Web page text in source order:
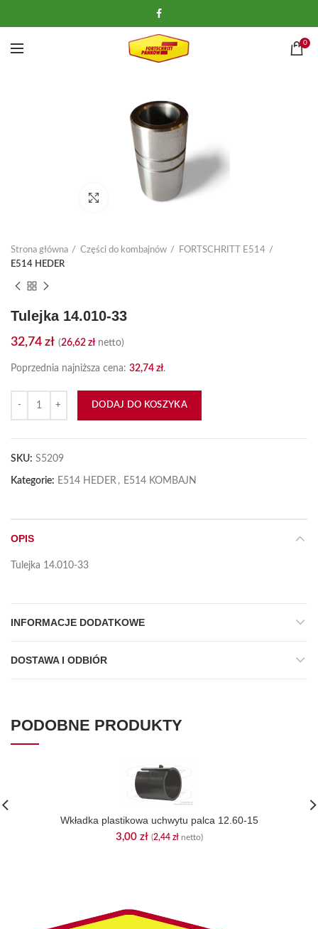
0
Kliknij, aby powiększyć
Strona główna Części do kombajnów
FORTSCHRITT E514
E514 HEDER
Tulejka 14.010-33
32,74 zł (26,62 złnetto)
Poprzednia najniższa cena: 32,74 zł.
DODAJ DO KOSZYKA
SKU: S5209
Kategorie: E514 HEDER , E514 KOMBAJN
OPIS
Tulejka 14.010-33
INFORMACJE DODATKOWE
DOSTAWA I ODBIÓR
PODOBNE PRODUKTY
Wkładka plastikowa uchwytu palca 12.60-15
3,00 zł (2,44 złnetto)